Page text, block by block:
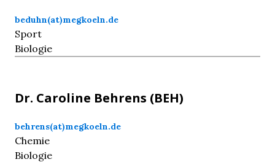
beduhn(at)megkoeln.de
Sport
Biologie
Dr. Caroline Behrens (BEH)
behrens(at)megkoeln.de
Chemie
Biologie